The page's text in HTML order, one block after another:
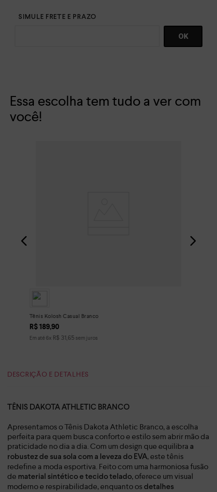
Essa escolha tem tudo a ver com
você!
Tênis Kolosh Casual Branco
R$ 189,90
Em até 6x R$ 31,65 sem juros
DESCRIÇÃO E DETALHES
TÊNIS DAKOTA ATHLETIC BRANCO
Apresentamos o Tênis Dakota Athletic Branco, a escolha
perfeita para quem busca conforto e estilo sem abrir mão da
praticidade no dia a dia. Com um design que equilibra a
robustez de sua sola com a leveza do EVA, este tênis
redefine a moda esportiva. Feito com uma harmoniosa fusão
de material sintético e tecido telado, oferece um visual
moderno e respirabilidade, enquanto os detalhes